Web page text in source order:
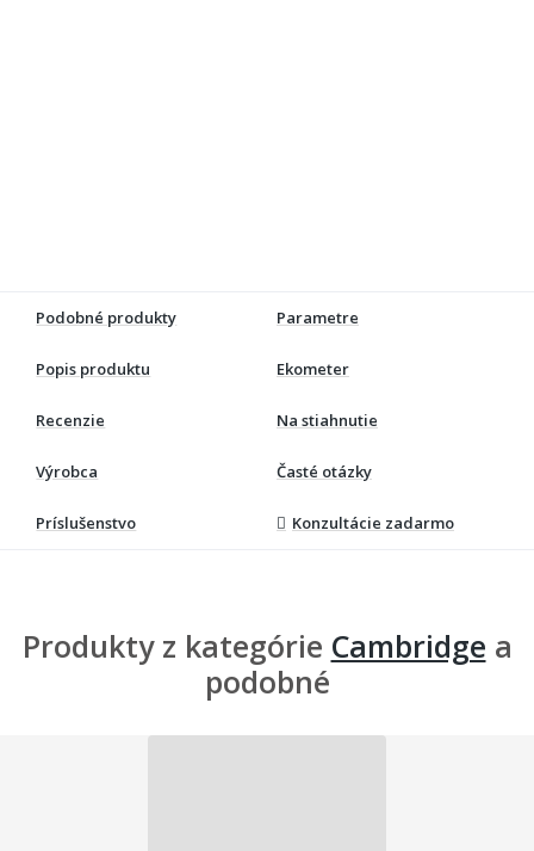
Podobné produkty Parametre
Popis produktu Ekometer
Recenzie Na stiahnutie
Výrobca Časté otázky
Príslušenstvo Konzultácie zadarmo
Produkty z kategórie Cambridge a
podobné